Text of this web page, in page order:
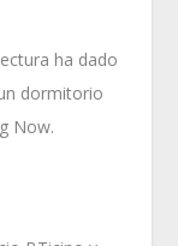
ha dado
dormitorio
Now.